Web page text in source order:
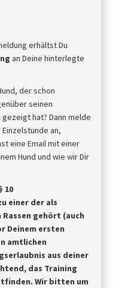
erhältst Du
an Deine hinterlegte
der schon
seinen
hat? Dann melde
Einzelstunde an,
eine Email mit einer
Hund und wie wir Dir
10
einer der als
gehört (auch
Deinem ersten
amtlichen
aus deiner
das Training
Wir bitten um